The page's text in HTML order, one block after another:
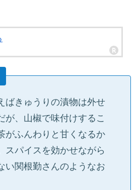
ばきゅうりの漬物は外せ
が、山椒で味付けするこ
がふんわりと甘くなるか
スパイスを効かせながら
い関根勤さんのようなお